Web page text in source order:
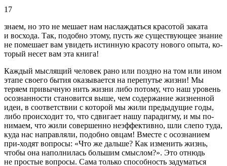
17
знаем, но это не мешает нам наслаждаться красотой заката
и восхода. Так, подобно этому, пусть же существующее знание
не помешает вам увидеть истинную красоту нового опыта, ко-
торый несет вам эта книга!
Каждый мыслящий человек рано или поздно на том или ином
этапе своего бытия оказывается на перепутье жизни! Мы
теряем привычную нить жизни либо потому, что наш уровень
осознанности становится выше, чем содержание жизненной
идеи, в соответствии с которой мы жили предыдущие годы,
либо происходит то, что сдвигает нашу парадигму, и мы по-
нимаем, что жили совершенно неэффективно, шли слепо туда,
куда нас направляли, подобно овцам! Вместе с осознанием
при-ходят вопросы: «Что же дальше? Как изменить жизнь,
чтобы она наполнилась большим смыслом?». Это отнюдь
не простые вопросы. Сама только способность задуматься